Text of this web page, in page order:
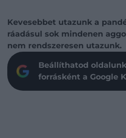
Kevesebbet utazunk a
ráadásul sok mindenen
nem rendszeresen utazunk.
Beállíthatod
forrásként a Google